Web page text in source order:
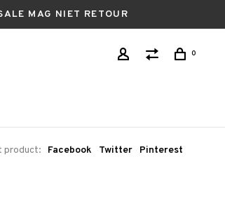
MAG NIET RETOUR
0
product: Facebook Twitter Pinterest